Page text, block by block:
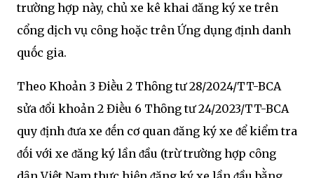
trường hợp này, chủ xe kê khai ᵭăng ký xe trên
cổng dịch vụ cȏng hoặc trên Ứng dụng ᵭịnh danh
quṓc gia.
Theo Khoản 3 Điḕu 2 Thȏng tư 28/2024/TT-BCA
sửa ᵭổi khoản 2 Điḕu 6 Thȏng tư 24/2023/TT-BCA
quy ᵭịnh ᵭưa xe ᵭḗn cơ quan ᵭăng ký xe ᵭể kiểm tra
ᵭṓi với xe ᵭăng ký lần ᵭầu (trừ trường hợp cȏng